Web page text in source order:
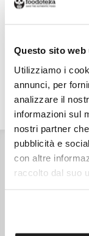
Questo sito
Utilizziamo i
annunci, per
analizzare il
informazioni sul
nostri partner
pubblicità e
con altre
raccolto dal suo
Per 28 Pastai è
spese di spedizione
DETTAGLI
INGREDIENTI
Semola di
Conservare in